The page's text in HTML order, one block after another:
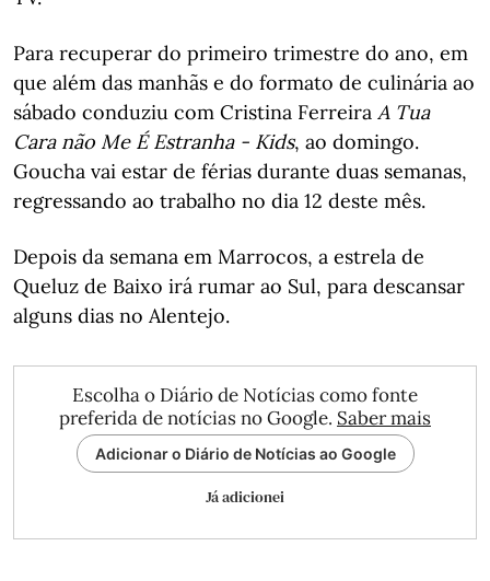
Para recuperar do primeiro trimestre do ano, em
que além das manhãs e do formato de culinária ao
sábado conduziu com Cristina Ferreira A Tua
Cara não Me É Estranha - Kids, ao domingo.
Goucha vai estar de férias durante duas semanas,
regressando ao trabalho no dia 12 deste mês.
Depois da semana em Marrocos, a estrela de
Queluz de Baixo irá rumar ao Sul, para descansar
alguns dias no Alentejo.
Escolha o Diário de Notícias como fonte
preferida de notícias no Google. Saber mais
Adicionar o Diário de Notícias ao Google
Já adicionei